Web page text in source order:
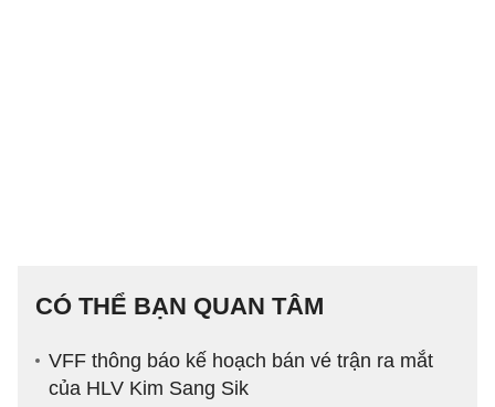
CÓ THỂ BẠN QUAN TÂM
VFF thông báo kế hoạch bán vé trận ra mắt
của HLV Kim Sang Sik